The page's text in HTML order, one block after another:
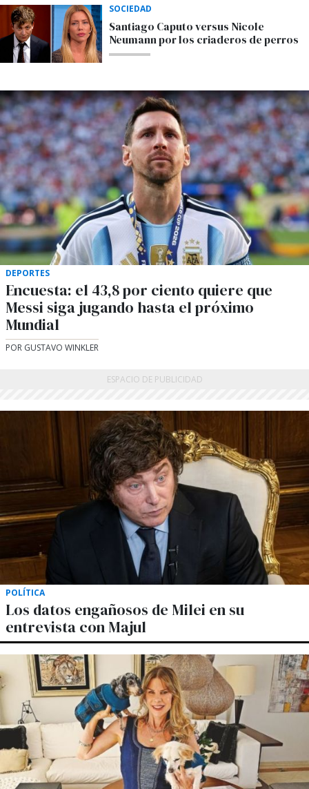
SOCIEDAD
Santiago Caputo versus Nicole
Neumann por los criaderos de perros
DEPORTES
Encuesta: el 43,8 por ciento quiere que
Messi siga jugando hasta el próximo
Mundial
POR GUSTAVO WINKLER
POLÍTICA
Los datos engañosos de Milei en su
entrevista con Majul